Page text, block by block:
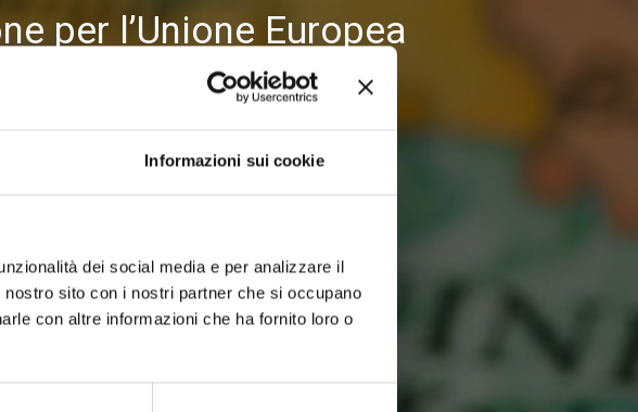
Informazioni sui cookie
dei social media e per analizzare il
sito con i nostri partner che si occupano
con altre informazioni che ha fornito loro o
per l’Unione Europea